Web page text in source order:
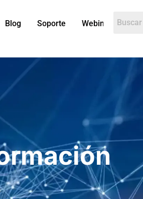
Blog Soporte Webinars